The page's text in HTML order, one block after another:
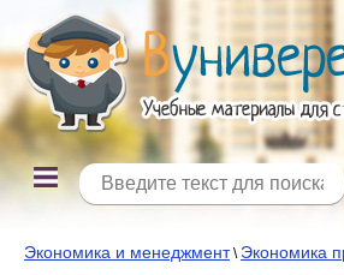
Экономика и менеджмент\ Экономика